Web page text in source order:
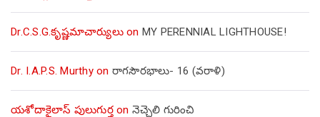
Dr.C.S.G.కృష్ణమాచార్యులుon MY PERENNIAL LIGHTHOUSE!
Dr. I.A.P.S. Murthyon రాగసౌరభాలు- 16 (వరాళి)
యశోదాకైలాస్ పులుగుర్తon నెచ్చెలి గురించి